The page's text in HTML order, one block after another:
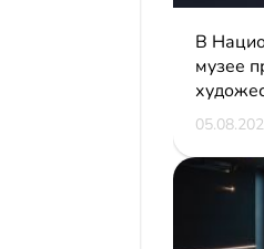
В
музее